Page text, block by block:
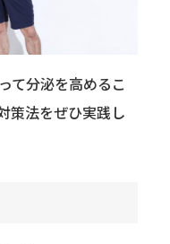
て分泌を高めるこ
策法をぜひ実践し